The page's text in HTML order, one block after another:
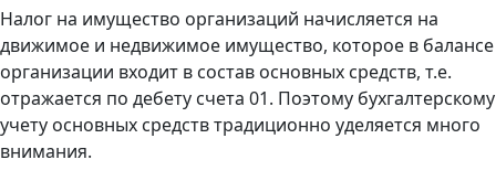
Налог на имущество организаций начисляется на
движимое и недвижимое имущество, которое в балансе
организации входит в состав основных средств, т.е.
отражается по дебету счета 01. Поэтому бухгалтерскому
учету основных средств традиционно уделяется много
внимания.